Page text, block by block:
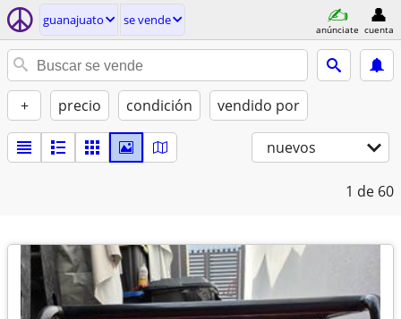
guanajuato se vende
anúnciate cuenta
+ precio condición vendido por
nuevos
1 de 60